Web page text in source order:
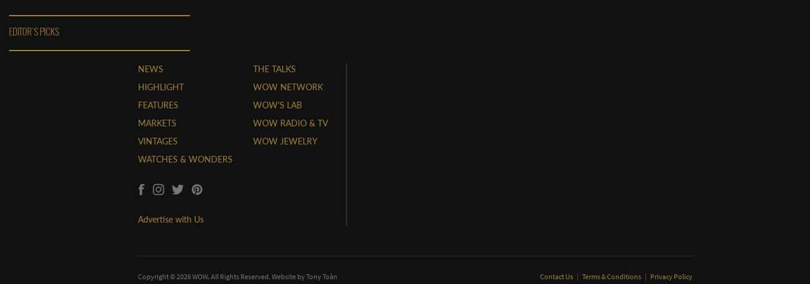
EDITOR'S PICKS
NEWS
HIGHLIGHT
FEATURES
MARKETS
VINTAGES
WATCHES & WONDERS
Advertise with Us
THE TALKS
WOW NETWORK
WOW'S LAB
WOW RADIO & TV
WOW JEWELRY
Copyright © 2026 WOW. All Rights Reserved. Website byTony Toàn Contact Us | Terms & Conditions | Privacy Policy